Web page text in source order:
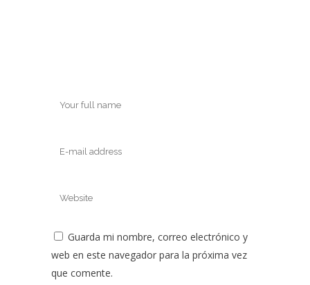
Guarda mi nombre, correo electrónico y
web en este navegador para la próxima vez
que comente.